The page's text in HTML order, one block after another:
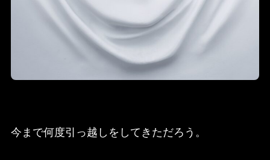
今まで何度引っ越しをしてきただろう。